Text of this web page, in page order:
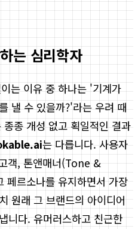
는 심리학자
는 이유 중 하나는 '기계가
낼 수 있을까?'라는 우려 때
종 개성 없고 획일적인 결과
는 다릅니다. 사용자
객, 톤앤매너(Tone &
르소나를 유지하면서 가장
원래 그 브랜드의 아이디어
니다. 유머러스하고 친근한